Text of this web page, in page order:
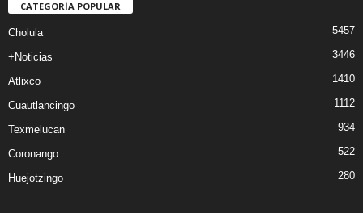
CATEGORÍA POPULAR
Cholula 5457
+Noticias 3446
Atlixco 1410
Cuautlancingo 1112
Texmelucan 934
Coronango 522
Huejotzingo 280